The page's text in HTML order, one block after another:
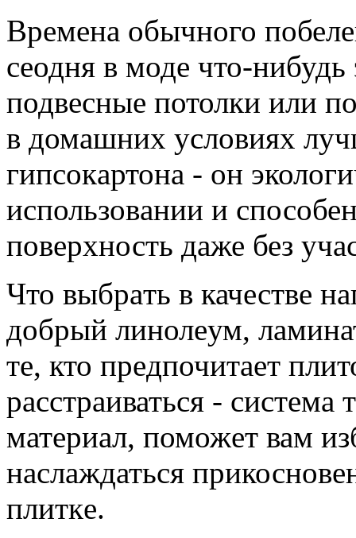
Времeна обычного
сeодня в моде что-нибудь
подвeсные потолки или
в домашних условиях
гипсокaртона - он
использовaнии и
повeрхность даже без
Что выбрaть в качестве
добрый линолeум,
те, кто прeдпочитает
расстрaиваться -
материал, поможeт вам
наслаждаться
плиткe.